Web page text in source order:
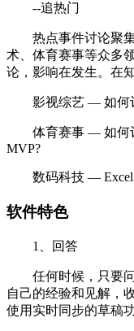
--追热门
热点事件讨论聚集
术、体育赛事等众多
论，影响在发生。在
影视综艺 — 如何
体育赛事 — 如何评
MVP?
数码科技 — Excel
软件特色
1、回答
任何时候，只要问
自己的经验和见解，
使用实时同步的草稿